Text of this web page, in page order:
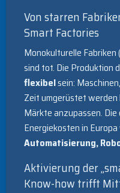
Von starren
Smart Factories
Monokulturelle
sind tot. Die Produktion
flexibelsein:
Zeit umgerüstet werden
Märkte anzupassen.
Energiekosten in
Automatisierung,
Aktivierung der
Know-how trifft